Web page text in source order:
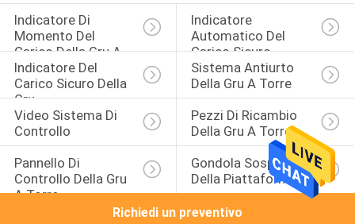
Indicatore Di
Momento Del
Carico Della Gru A
Torre
Indicatore
Automatico Del
Carico Sicuro
Indicatore Del
Carico Sicuro Della
Gru
Sistema Antiurto
Della Gru A Torre
Video Sistema Di
Controllo
Pezzi Di Ricambio
Della Gru A Torre
Pannello Di
Controllo Della Gru
A Torre
Gondola Sospesa
Della Piattaforma
Richiedi un preventivo